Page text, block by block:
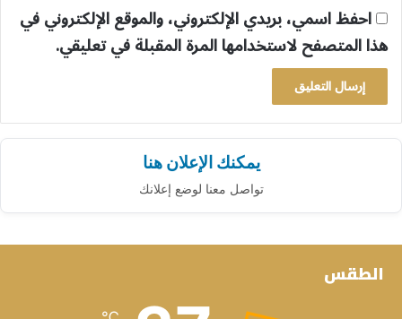
احفظ اسمي، بريدي الإلكتروني، والموقع الإلكتروني في
هذا المتصفح لاستخدامها المرة المقبلة في تعليقي.
يمكنك الإعلان هنا
تواصل معنا لوضع إعلانك
الطقس